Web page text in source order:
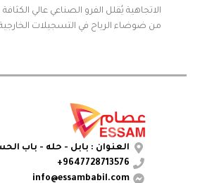
الاتجاهية يُقلل الفرو الصناعي عالي الكثافة
من ضوضاء الرياح في التسجيلات
العنوان : بابل - حله - باب
9647728713576+
info@essambabil.com